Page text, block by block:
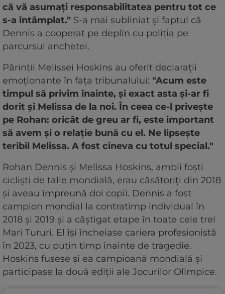
că vă asumați responsabilitatea pentru tot ce
s-a întâmplat." S-a mai subliniat și faptul că
Dennis a cooperat pe deplin cu poliția pe
parcursul anchetei.
Părinții Melissei Hoskins au oferit declarații
emoționante în fața tribunalului: "Acum este
timpul să privim înainte, și exact asta și-ar fi
dorit și Melissa de la noi. În ceea ce-l privește
pe Rohan: oricât de greu ar fi, este important
să avem și o relație bună cu el. Ne lipsește
teribil Melissa. A fost cineva cu totul special."
Rohan Dennis și Melissa Hoskins, ambii foști
cicliști de talie mondială, erau căsătoriți din 2018
și aveau împreună doi copii. Dennis a fost
campion mondial la contratimp individual în
2018 și 2019 și a câștigat etape în toate cele trei
Mari Tururi. El își încheiase cariera profesionistă
în 2023, cu puțin timp înainte de tragedie.
Hoskins fusese și ea campioană mondială și
participase la două ediții ale Jocurilor Olimpice.